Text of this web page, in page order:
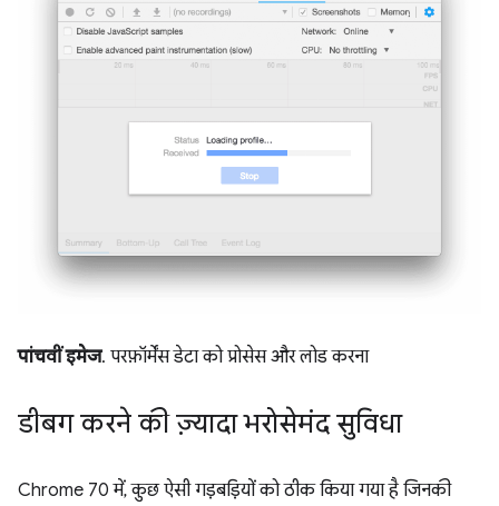
पांचवीं इमेज. परफ़ॉर्मेंस डेटा को प्रोसेस और लोड करना
डीबग करने की ज़्यादा भरोसेमंद सुविधा
Chrome 70 में, कुछ ऐसी गड़बड़ियों को ठीक किया गया है जिनकी